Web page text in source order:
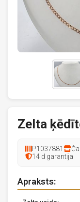
Zelta
P1037881
14 d garantija
Apraksts: